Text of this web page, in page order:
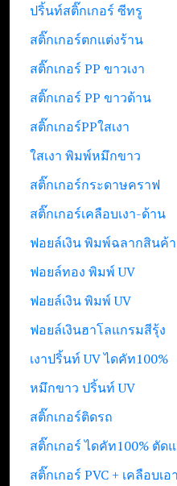
ปริ้นท์สติ๊กเกอร์ ซีทรู
สติ๊กเกอร์ตกแต่งร้าน
สติ๊กเกอร์ PP ขาวเงา
สติ๊กเกอร์ PP ขาวด้าน
สติ๊กเกอร์PPใสเงา
ใสเงา พิมพ์หมึกขาว
สติ๊กเกอร์กระดาษคราฟ
สติ๊กเกอร์เคลือบเงา-ด้าน
ฟอยล์เงิน พิมพ์ฉลากสินค้า
ฟอยล์ทอง พิมพ์ UV
ฟอยล์เงิน พิมพ์ UV
ฟอยล์เงินฮาโลแกรมสีรุ้ง
เงาปริ้นท์ UV ไดคัท100%
หมึกขาว ปริ้นท์ UV
สติ๊กเกอร์ติดรถ
สติ๊กเกอร์ ไดคัท100% ตัด
สติ๊กเกอร์ PVC + เคลือบ